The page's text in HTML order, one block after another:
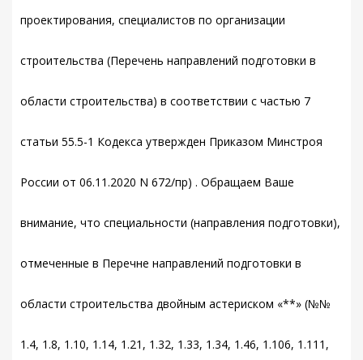
проектирования, специалистов по организации
строительства (Перечень направлений подготовки в
области строительства) в соответствии с частью 7
статьи 55.5-1 Кодекса утвержден Приказом Минстроя
России от 06.11.2020 N 672/пр) . Обращаем Ваше
внимание, что специальности (направления подготовки),
отмеченные в Перечне направлений подготовки в
области строительства двойным астериском «**» (№№
1.4, 1.8, 1.10, 1.14, 1.21, 1.32, 1.33, 1.34, 1.46, 1.106, 1.111,